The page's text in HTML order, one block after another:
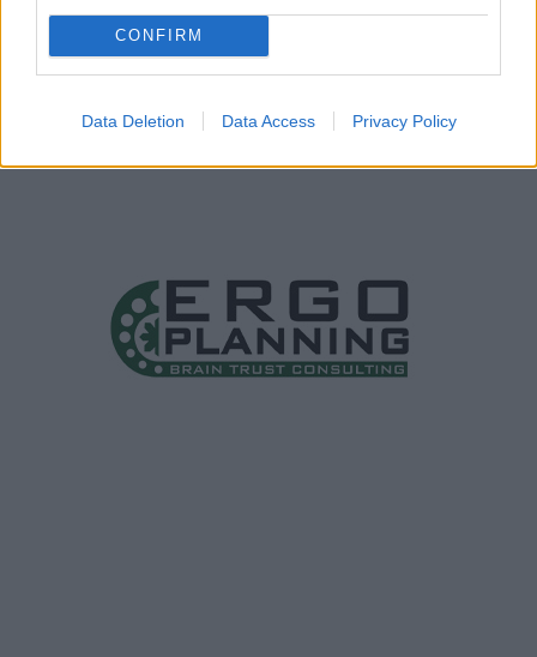
CONFIRM
Data Deletion Data Access Privacy Policy